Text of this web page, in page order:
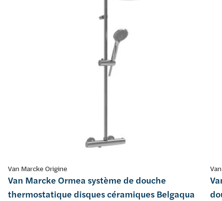
Van Marcke Origine
Van Marcke Ormea système de douche
thermostatique disques céramiques Belgaqua